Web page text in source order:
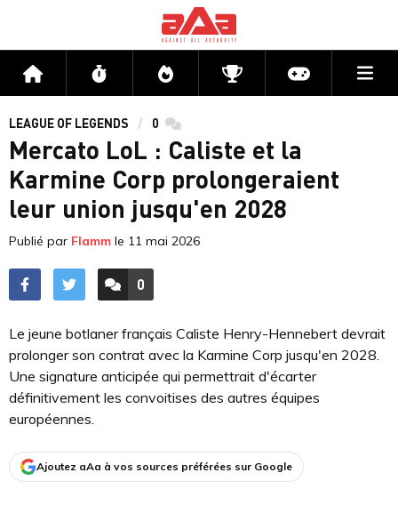
Accueil Flux Directs CompétitionsActu jeux
LEAGUE OF LEGENDS 0 commentaires
Mercato LoL : Caliste et la
Karmine Corp prolongeraient
leur union jusqu'en 2028
Publié par Flamm le 11 mai 2026
ACCÉDER AUX
0
COMMENTAIRES
Le jeune botlaner français Caliste Henry-Hennebert devrait
prolonger son contrat avec la Karmine Corp jusqu'en 2028.
Une signature anticipée qui permettrait d'écarter
définitivement les convoitises des autres équipes
européennes.
Ajoutez aAa à vos sources préférées sur Google